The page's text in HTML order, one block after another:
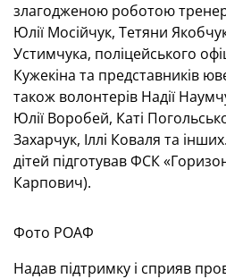
злагодженою роботою
Юлії Мосійчук, Тетяни
Устимчука, поліцейського
Кужекіна та представників
також волонтерів Надії
Юлії Воробей, Каті
Захарчук, Іллі Коваля та
дітей підготував ФСК
Карпович).
Фото РОАФ
Надав підтримку і сприяв